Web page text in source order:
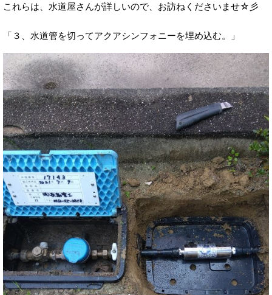
これらは、水道屋さんが詳しいので、お訪ねくださいませ☆彡
「３、水道管を切ってアクアシンフォニーを埋め込む。」